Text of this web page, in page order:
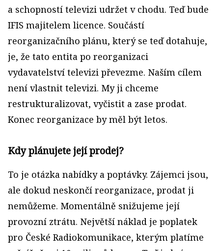
a schopností televizi udržet v chodu. Teď bude
IFIS majitelem licence. Součástí
reorganizačního plánu, který se teď dotahuje,
je, že tato entita po reorganizaci
vydavatelství televizi převezme. Naším cílem
není vlastnit televizi. My ji chceme
restrukturalizovat, vyčistit a zase prodat.
Konec reorganizace by měl být letos.
Kdy plánujete její prodej?
To je otázka nabídky a poptávky. Zájemci jsou,
ale dokud neskončí reorganizace, prodat ji
nemůžeme. Momentálně snižujeme její
provozní ztrátu. Největší náklad je poplatek
pro České Radiokomunikace, kterým platíme